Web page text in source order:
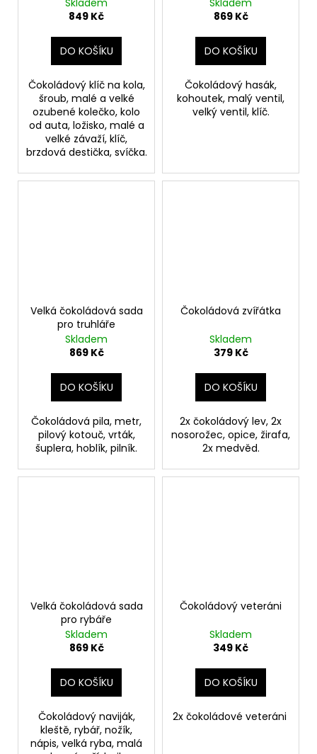
Skladem
849 Kč
DO KOŠÍKU
Čokoládový klíč na kola,
šroub, malé a velké
ozubené kolečko, kolo
od auta, ložisko, malé a
velké závaží, klíč,
brzdová destička, svíčka.
Skladem
869 Kč
DO KOŠÍKU
Čokoládový hasák,
kohoutek, malý ventil,
velký ventil, klíč.
Velká čokoládová sada
pro truhláře
Skladem
869 Kč
DO KOŠÍKU
Čokoládová pila, metr,
pilový kotouč, vrták,
šuplera, hoblík, pilník.
Čokoládová zvířátka
Skladem
379 Kč
DO KOŠÍKU
2x čokoládový lev, 2x
nosorožec, opice, žirafa,
2x medvěd.
Velká čokoládová sada
pro rybáře
Skladem
869 Kč
DO KOŠÍKU
Čokoládový naviják,
kleště, rybář, nožík,
nápis, velká ryba, malá
Čokoládový veteráni
Skladem
349 Kč
DO KOŠÍKU
2x čokoládové veteráni